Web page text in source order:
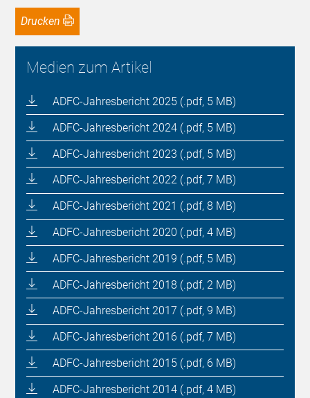
Drucken
Medien zum Artikel
ADFC-Jahresbericht 2025 (.pdf, 5 MB)
ADFC-Jahresbericht 2024 (.pdf, 5 MB)
ADFC-Jahresbericht 2023 (.pdf, 5 MB)
ADFC-Jahresbericht 2022 (.pdf, 7 MB)
ADFC-Jahresbericht 2021 (.pdf, 8 MB)
ADFC-Jahresbericht 2020 (.pdf, 4 MB)
ADFC-Jahresbericht 2019 (.pdf, 5 MB)
ADFC-Jahresbericht 2018 (.pdf, 2 MB)
ADFC-Jahresbericht 2017 (.pdf, 9 MB)
ADFC-Jahresbericht 2016 (.pdf, 7 MB)
ADFC-Jahresbericht 2015 (.pdf, 6 MB)
ADFC-Jahresbericht 2014 (.pdf, 4 MB)